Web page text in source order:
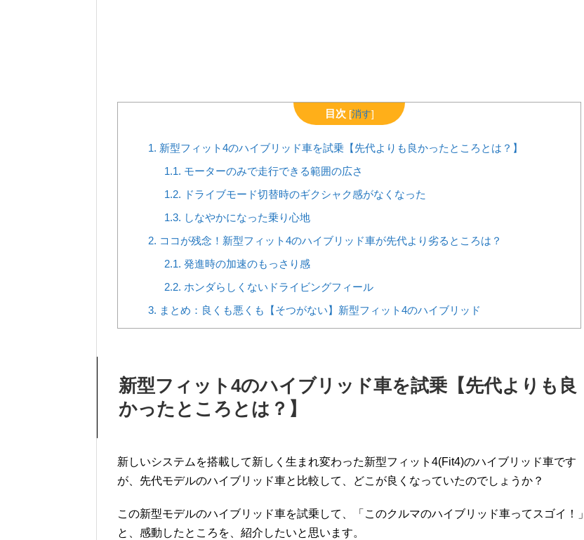
目次 [消す]
1. 新型フィット4のハイブリッド車を試乗【先代よりも良かったところとは？】
1.1. モーターのみで走行できる範囲の広さ
1.2. ドライブモード切替時のギクシャク感がなくなった
1.3. しなやかになった乗り心地
2. ココが残念！新型フィット4のハイブリッド車が先代より劣るところは？
2.1. 発進時の加速のもっさり感
2.2. ホンダらしくないドライビングフィール
3. まとめ：良くも悪くも【そつがない】新型フィット4のハイブリッド
新型フィット4のハイブリッド車を試乗【先代よりも良
かったところとは？】
新しいシステムを搭載して新しく生まれ変わった新型フィット4(Fit4)のハイブリッド車です
が、先代モデルのハイブリッド車と比較して、どこが良くなっていたのでしょうか？
この新型モデルのハイブリッド車を試乗して、「このクルマのハイブリッド車ってスゴイ！」
と、感動したところを、紹介したいと思います。